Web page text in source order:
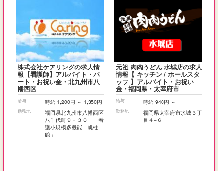
株式会社ケアリングの求人情
報【看護師】アルバイト・パ
ート・お祝い金・北九州市八
幡西区
給与 時給 1,200円 ～ 1,350円
勤務地
福岡県北九州市八幡西区
八千代町９－３０ 「看
護小規模多機能 帆柱
館」
元祖 肉肉うどん 水城店の求人
情報【 キッチン / ホールスタ
ッフ 】アルバイト・お祝い
金・福岡県・太宰府市
給与 時給 940円 ～
勤務地
福岡県太宰府市水城３丁
目４−６